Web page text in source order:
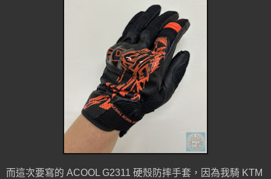
而這次要寫的 ACOOL G2311 硬殼防摔手套，因為我騎 KTM